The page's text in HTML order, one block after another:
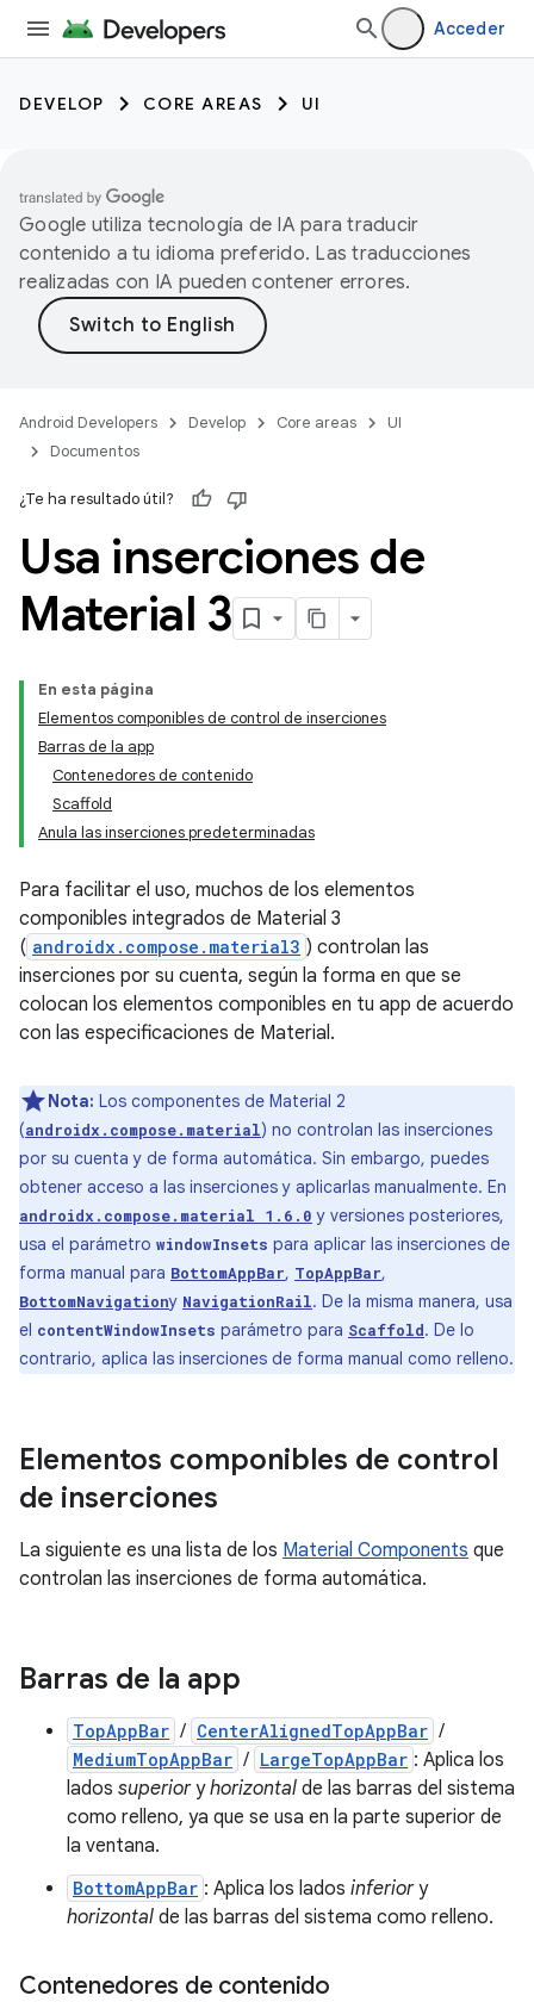
Acceder
DEVELOP CORE AREAS UI
Google utiliza tecnología de IA para traducir
contenido a tu idioma preferido. Las traducciones
realizadas con IA pueden contener errores.
Android Developers Develop Core areas
UI
Documentos
¿Te ha resultado útil?
Usa inserciones de
Material 3
En esta página
Elementos componibles de control de inserciones
Barras de la app
Contenedores de contenido
Scaffold
Anula las inserciones predeterminadas
Para facilitar el uso, muchos de los elementos
componibles integrados de Material 3
( androidx.compose.material3 ) controlan las
inserciones por su cuenta, según la forma en que se
colocan los elementos componibles en tu app de acuerdo
con las especificaciones de Material.
Nota: Los componentes de Material 2
(androidx.compose.material) no controlan las inserciones
por su cuenta y de forma automática. Sin embargo, puedes
obtener acceso a las inserciones y aplicarlas manualmente. En
androidx.compose.material 1.6.0 y versiones posteriores,
usa el parámetro windowInsets para aplicar las inserciones de
forma manual para BottomAppBar, TopAppBar,
BottomNavigationy NavigationRail. De la misma manera, usa
el contentWindowInsets parámetro para Scaffold. De lo
contrario, aplica las inserciones de forma manual como relleno.
Elementos componibles de control
de inserciones
La siguiente es una lista de los Material Components que
controlan las inserciones de forma automática.
Barras de la app
TopAppBar / CenterAlignedTopAppBar /
MediumTopAppBar / LargeTopAppBar : Aplica los
lados superioryhorizontal de las barras del sistema
como relleno, ya que se usa en la parte superior de
la ventana.
BottomAppBar : Aplica los lados inferiory
horizontal de las barras del sistema como relleno.
Contenedores de contenido